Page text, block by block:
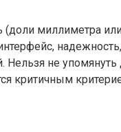
(доли миллиметра
надежность,
Нельзя не упомянуть
критичным